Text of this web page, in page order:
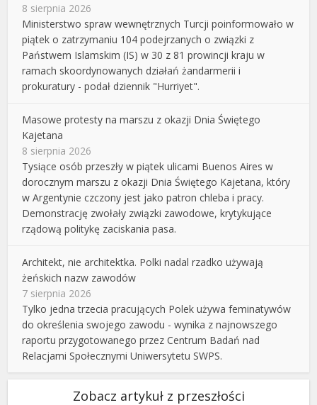
8 sierpnia 2026
Ministerstwo spraw wewnętrznych Turcji poinformowało w
piątek o zatrzymaniu 104 podejrzanych o związki z
Państwem Islamskim (IS) w 30 z 81 prowincji kraju w
ramach skoordynowanych działań żandarmerii i
prokuratury - podał dziennik "Hurriyet".
Masowe protesty na marszu z okazji Dnia Świętego
Kajetana
8 sierpnia 2026
Tysiące osób przeszły w piątek ulicami Buenos Aires w
dorocznym marszu z okazji Dnia Świętego Kajetana, który
w Argentynie czczony jest jako patron chleba i pracy.
Demonstrację zwołały związki zawodowe, krytykujące
rządową politykę zaciskania pasa.
Architekt, nie architektka. Polki nadal rzadko używają
żeńskich nazw zawodów
7 sierpnia 2026
Tylko jedna trzecia pracujących Polek używa feminatywów
do określenia swojego zawodu - wynika z najnowszego
raportu przygotowanego przez Centrum Badań nad
Relacjami Społecznymi Uniwersytetu SWPS.
Zobacz artykuł z przeszłości